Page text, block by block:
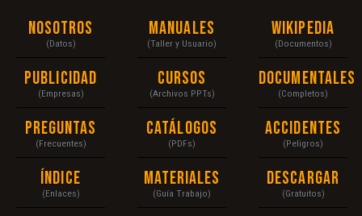
Nosotros
(Datos)
Publicidad
(Empresas)
Preguntas
(Frecuentes)
Índice
(Enlaces)
Manuales
(Taller y Usuario)
Cursos
(Archivos PPTs)
Catálogos
(PDFs)
Materiales
(Guía Trabajo)
Wikipedia
(Documentos)
Documentales
(Completos)
Accidentes
(Peligros)
Descargar
(Gratuitos)